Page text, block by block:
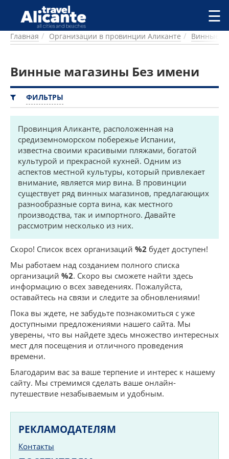
Перейти к основному содержанию
ГОРОДА
ПИТАНИЕ
ПЛЯЖИ
ДОСТОПРИМЕЧАТЕЛЬНОСТИ
КОМАРКИ (РАЙОНЫ)
РЕЦЕПТЫ
ПРЕДЛОЖЕНИЯ
СТАТЬИ
УСЛУГИ
☰
Главная Организации в провинции Аликанте Винные
Винные магазины Без имени
ФИЛЬТРЫ
Провинция Аликанте, расположенная на
средиземноморском побережье Испании,
известна своими красивыми пляжами, богатой
культурой и прекрасной кухней. Одним из
аспектов местной культуры, который привлекает
внимание, является мир вина. В провинции
существует ряд винных магазинов, предлагающих
разнообразные сорта вина, как местного
производства, так и импортного. Давайте
рассмотрим несколько из них.
Скоро! Список всех организаций %2 будет доступен!
Мы работаем над созданием полного списка
организаций %2. Скоро вы сможете найти здесь
информацию о всех заведениях. Пожалуйста,
оставайтесь на связи и следите за обновлениями!
Пока вы ждете, не забудьте познакомиться с уже
доступными предложениями нашего сайта. Мы
уверены, что вы найдете здесь множество интересных
мест для посещения и отличного проведения
времени.
Благодарим вас за ваше терпение и интерес к нашему
сайту. Мы стремимся сделать ваше онлайн-
путешествие незабываемым и удобным.
РЕКЛАМОДАТЕЛЯМ
Контакты